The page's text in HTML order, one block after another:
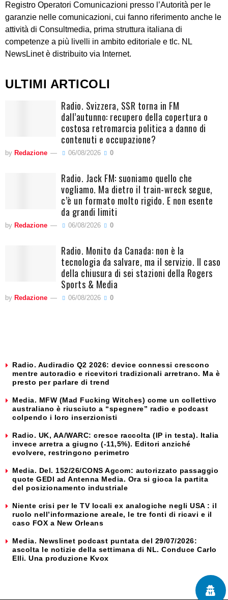
Registro Operatori Comunicazioni presso l’Autorità per le
garanzie nelle comunicazioni, cui fanno riferimento anche le
attività di Consultmedia, prima struttura italiana di
competenze a più livelli in ambito editoriale e tlc. NL
NewsLinet è distribuito via Internet.
ULTIMI ARTICOLI
Radio. Svizzera, SSR torna in FM
dall’autunno: recupero della copertura o
costosa retromarcia politica a danno di
contenuti e occupazione?
by Redazione 06/08/2026 0
Radio. Jack FM: suoniamo quello che
vogliamo. Ma dietro il train-wreck segue,
c’è un formato molto rigido. E non esente
da grandi limiti
by Redazione 06/08/2026 0
Radio. Monito da Canada: non è la
tecnologia da salvare, ma il servizio. Il caso
della chiusura di sei stazioni della Rogers
Sports & Media
by Redazione 06/08/2026 0
Radio. Audiradio Q2 2026: device connessi crescono
mentre autoradio e ricevitori tradizionali arretrano. Ma è
presto per parlare di trend
Media. MFW (Mad Fucking Witches) come un collettivo
australiano è riusciuto a “spegnere” radio e podcast
colpendo i loro inserzionisti
Radio. UK, AA/WARC: cresce raccolta (IP in testa). Italia
invece arretra a giugno (-11,5%). Editori anziché
evolvere, restringono perimetro
Media. Del. 152/26/CONS Agcom: autorizzato passaggio
quote GEDI ad Antenna Media. Ora si gioca la partita
del posizionamento industriale
Niente crisi per le TV locali ex analogiche negli USA : il
ruolo nell’informazione areale, le tre fonti di ricavi e il
caso FOX a New Orleans
Media. Newslinet podcast puntata del 29/07/2026:
ascolta le notizie della settimana di NL. Conduce Carlo
Elli. Una produzione Kvox